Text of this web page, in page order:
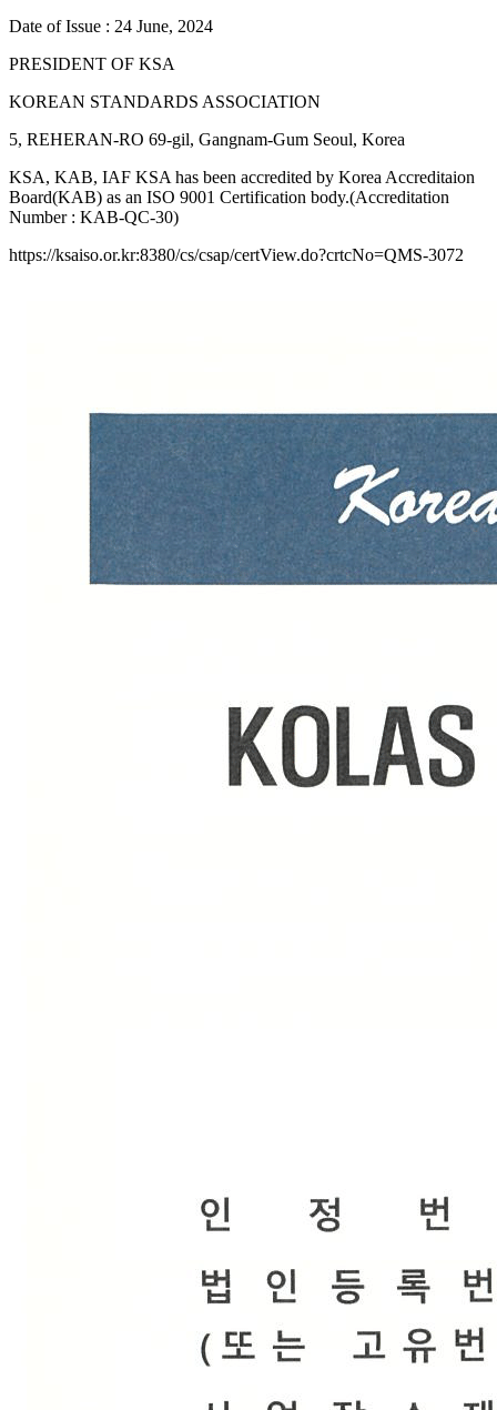
Date of Issue : 24 June, 2024
PRESIDENT OF KSA
KOREAN STANDARDS ASSOCIATION
5, REHERAN-RO 69-gil, Gangnam-Gum Seoul, Korea
KSA, KAB, IAF KSA has been accredited by Korea Accreditaion
Board(KAB) as an ISO 9001 Certification body.(Accreditation
Number : KAB-QC-30)
https://ksaiso.or.kr:8380/cs/csap/certView.do?crtcNo=QMS-3072